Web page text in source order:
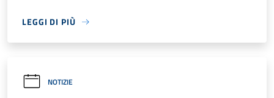
LEGGI DI PIÙ
NOTIZIE